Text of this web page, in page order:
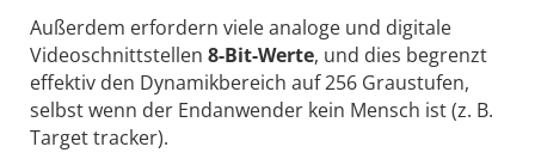
Außerdem erfordern viele analoge und digitale
Videoschnittstellen 8-Bit-Werte, und dies begrenzt
effektiv den Dynamikbereich auf 256 Graustufen,
selbst wenn der Endanwender kein Mensch ist (z. B.
Target tracker).